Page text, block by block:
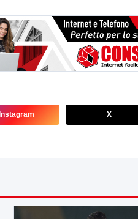
Instagram X